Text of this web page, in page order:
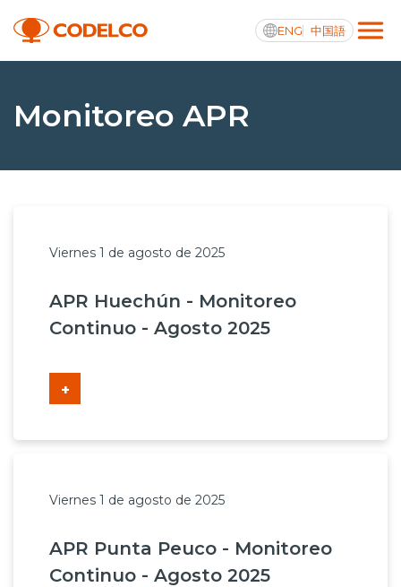
ENG 中国語
Sustentabilidad
Inversionistas
Transparencia activa
Proveedores
Monitoreo APR
Viernes 1 de agosto de 2025
APR Huechún - Monitoreo
Continuo - Agosto 2025
+
Viernes 1 de agosto de 2025
APR Punta Peuco - Monitoreo
Continuo - Agosto 2025